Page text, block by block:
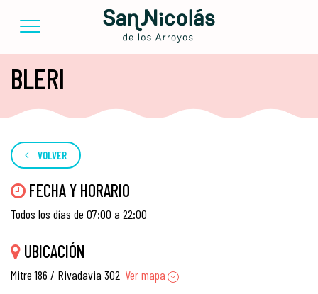
BLERI
VOLVER
FECHA Y HORARIO
Todos los días de 07:00 a 22:00
UBICACIÓN
Mitre 186 / Rivadavia 302 Ver mapa